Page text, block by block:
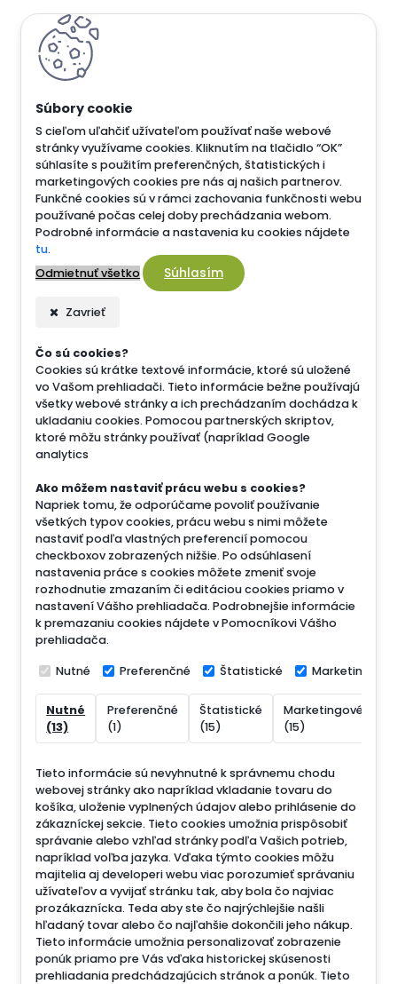
S cieľom uľahčiť užívateľom používať naše webové
stránky využívame cookies. Kliknutím na tlačidlo “OK”
súhlasíte s použitím preferenčných, štatistických i
marketingových cookies pre nás aj našich partnerov.
Funkčné cookies sú v rámci zachovania funkčnosti webu
používané počas celej doby prechádzania webom.
Podrobné informácie a nastavenia ku cookies nájdete
tu.
Odmietnuť všetko
Súhlasím
Zavrieť
Čo sú cookies?
Cookies sú krátke textové informácie, ktoré sú uložené
vo Vašom prehliadači. Tieto informácie bežne používajú
všetky webové stránky a ich prechádzaním dochádza k
ukladaniu cookies. Pomocou partnerských skriptov,
ktoré môžu stránky používať (napríklad Google
analytics
Ako môžem nastaviť prácu webu s cookies?
Napriek tomu, že odporúčame povoliť používanie
všetkých typov cookies, prácu webu s nimi môžete
nastaviť podľa vlastných preferencií pomocou
checkboxov zobrazených nižšie. Po odsúhlasení
nastavenia práce s cookies môžete zmeniť svoje
rozhodnutie zmazaním či editáciou cookies priamo v
nastavení Vášho prehliadača. Podrobnejšie informácie
k premazaniu cookies nájdete v Pomocníkovi Vášho
prehliadača.
Nutné Preferenčné Štatistické Marketingové
Nutné
(13)
Preferenčné
(1)
Štatistické
(15)
Marketingové
(15)
Tieto informácie sú nevyhnutné k správnemu chodu
webovej stránky ako napríklad vkladanie tovaru do
košíka, uloženie vyplnených údajov alebo prihlásenie do
zákazníckej sekcie. Tieto cookies umožnia prispôsobiť
správanie alebo vzhľad stránky podľa Vašich potrieb,
napríklad voľba jazyka. Vďaka týmto cookies môžu
majitelia aj developeri webu viac porozumieť správaniu
užívateľov a vyvijať stránku tak, aby bola čo najviac
prozákaznícka. Teda aby ste čo najrýchlejšie našli
hľadaný tovar alebo čo najľahšie dokončili jeho nákup.
Tieto informácie umožnia personalizovať zobrazenie
ponúk priamo pre Vás vďaka historickej skúsenosti
prehliadania predchádzajúcich stránok a ponúk. Tieto